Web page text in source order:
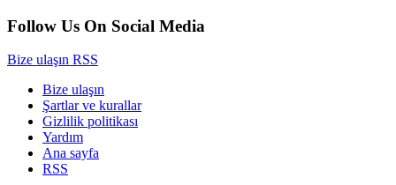
Follow Us On Social Media
Bize ulaşın RSS
Bize ulaşın
Şartlar ve kurallar
Gizlilik politikası
Yardım
Ana sayfa
RSS